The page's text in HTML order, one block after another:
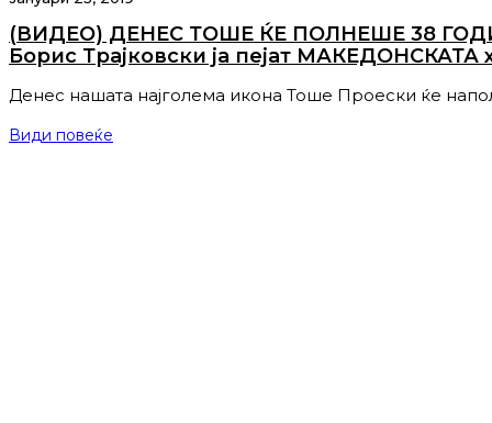
(ВИДЕО) ДЕНЕС ТОШЕ ЌЕ ПОЛНЕШЕ 38
Борис Трајковски ја пејат МАКЕДОНСКАТА
Денес нашата најголема икона Тоше Проески ќе
Види повеќе